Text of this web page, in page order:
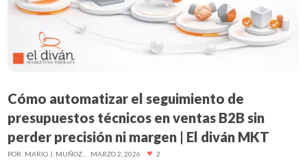
Cómo automatizar el seguimiento de
presupuestos técnicos en ventas B2B sin
perder precisión ni margen | El diván MKT
POR: MARIO J. MUÑOZ MARZO 2, 2026 2